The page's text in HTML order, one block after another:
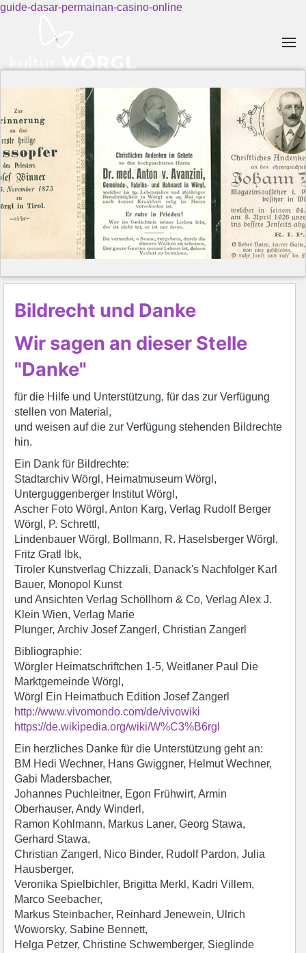
guide-dasar-permainan-casino-online
Bildrecht und Danke
Wir sagen an dieser Stelle
"Danke"
für die Hilfe und Unterstützung, für das zur Verfügung
stellen von Material,
und weisen auf die zur Verfügung stehenden Bildrechte
hin.
Ein Dank für Bildrechte:
Stadtarchiv Wörgl, Heimatmuseum Wörgl,
Unterguggenberger Institut Wörgl,
Ascher Foto Wörgl, Anton Karg, Verlag Rudolf Berger
Wörgl, P. Schrettl,
Lindenbauer Wörgl, Bollmann, R. Haselsberger Wörgl,
Fritz Gratl Ibk,
Tiroler Kunstverlag Chizzali, Danack's Nachfolger Karl
Bauer, Monopol Kunst
und Ansichten Verlag Schöllhorn & Co, Verlag Alex J.
Klein Wien, Verlag Marie
Plunger, Archiv Josef Zangerl, Christian Zangerl
Bibliographie:
Wörgler Heimatschriftchen 1-5, Weitlaner Paul Die
Marktgemeinde Wörgl,
Wörgl Ein Heimatbuch Edition Josef Zangerl
http://www.vivomondo.com/de/vivowiki
https://de.wikipedia.org/wiki/W%C3%B6rgl
Ein herzliches Danke für die Unterstützung geht an:
BM Hedi Wechner, Hans Gwiggner, Helmut Wechner,
Gabi Madersbacher,
Johannes Puchleitner, Egon Frühwirt, Armin
Oberhauser, Andy Winderl,
Ramon Kohlmann, Markus Laner, Georg Stawa,
Gerhard Stawa,
Christian Zangerl, Nico Binder, Rudolf Pardon, Julia
Hausberger,
Veronika Spielbichler, Brigitta Merkl, Kadri Villem,
Marco Seebacher,
Markus Steinbacher, Reinhard Jenewein, Ulrich
Woworsky, Sabine Bennett,
Helga Petzer, Christine Schwemberger, Sieglinde